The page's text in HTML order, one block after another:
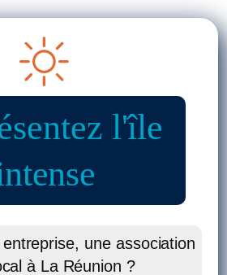
l'île
une association
à La Réunion ?